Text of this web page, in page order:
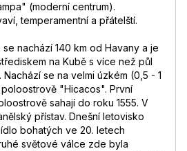
(moderní centrum).
temperamentní a přátelští.
nachází 140 km od Havany a je
na Kubě s více než půl
Nachází se na velmi úzkém (0,5 - 1
"Hicacos". První
sahají do roku 1555. V
přístav. Dnešní letovisko
bohatých ve 20. letech
světové válce zde byla